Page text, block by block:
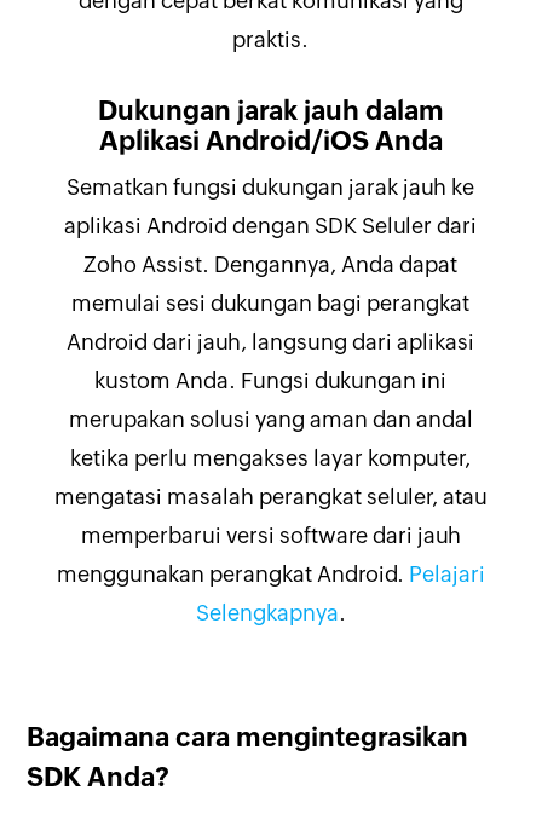
praktis.
Dukungan jarak jauh dalam
Aplikasi Android/iOS Anda
Sematkan fungsi dukungan jarak jauh ke
aplikasi Android dengan SDK Seluler dari
Zoho Assist. Dengannya, Anda dapat
memulai sesi dukungan bagi perangkat
Android dari jauh, langsung dari aplikasi
kustom Anda. Fungsi dukungan ini
merupakan solusi yang aman dan andal
ketika perlu mengakses layar komputer,
mengatasi masalah perangkat seluler, atau
memperbarui versi software dari jauh
menggunakan perangkat Android. Pelajari
Selengkapnya.
Bagaimana cara mengintegrasikan
SDK Anda?